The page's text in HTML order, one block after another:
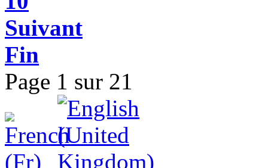
Suivant
Fin
Page 1 sur 21